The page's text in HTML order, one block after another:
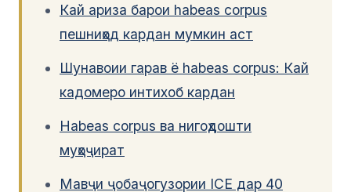
Кай ариза барои habeas corpus
пешниҳод кардан мумкин аст
Шунавоии гарав ё habeas corpus: Кай
кадомеро интихоб кардан
Habeas corpus ва нигоҳдошти
муҳоҷират
Мавҷи ҷобаҷогузории ICE дар 40